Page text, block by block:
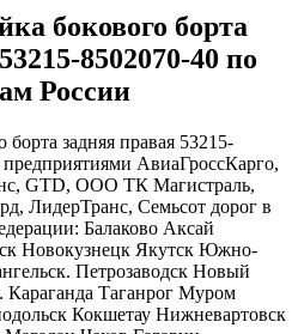
бокового борта
8502070-40 по
России
задняя правая 53215-
АвиаГроссКарго,
GTD, ООО ТК Магистраль,
ЛидерТранс, Семьсот дорог в
Балаково Аксай
Новокузнецк Якутск Южно-
Петрозаводск Новый
Таганрог Муром
Кокшетау Нижневартовск